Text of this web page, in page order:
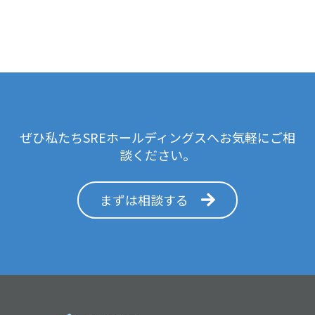
ぜひ私たちSREホールディングスへお気軽にご相
談ください。
まずは相談する